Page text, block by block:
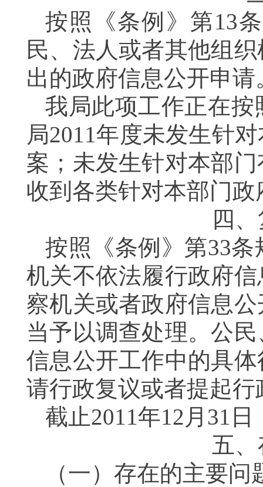
按照《条例》第13
民、法人或者其他组
出的政府信息公开申请
我局此项工作正在
局2011年度未发生针
案；未发生针对本部
收到各类针对本部门
四
按照《条例》第33条
机关不依法履行政府
察机关或者政府信息
当予以调查处理。公民
信息公开工作中的具
请行政复议或者提起行
截止2011年12 月 31
五
（一）存在的主要问